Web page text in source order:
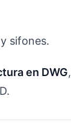
sifones.
en DWG